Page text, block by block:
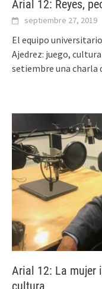
Arial 12: Reyes,
septiembre 27, 2019
El equipo
Ajedrez: juego,
setiembre una charla
Arial 12: La mujer
cultura